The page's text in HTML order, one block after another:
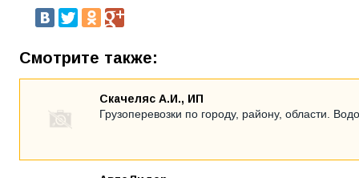
Смотрите также:
Скачеляс А.И., ИП
Грузоперевозки по городу, району, области.